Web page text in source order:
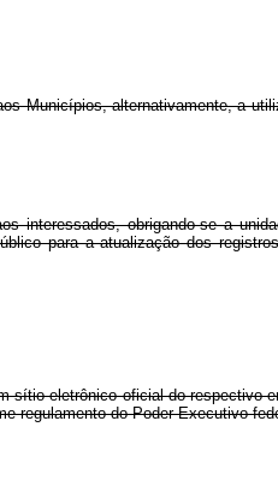
Municípios, alternativamente, a
interessados, obrigando-se a
para a atualização dos
sítio eletrônico oficial do respectivo
regulamento do Poder Executivo